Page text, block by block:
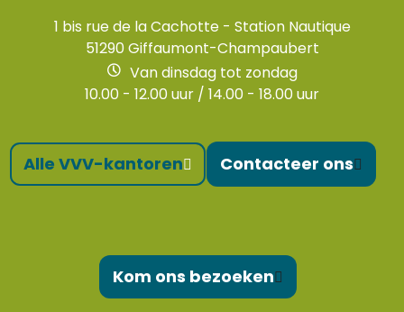
1 bis rue de la Cachotte - Station Nautique
51290 Giffaumont-Champaubert
Van dinsdag tot zondag
10.00 - 12.00 uur / 14.00 - 18.00 uur
Alle VVV-kantoren Contacteer ons
Kom ons bezoeken